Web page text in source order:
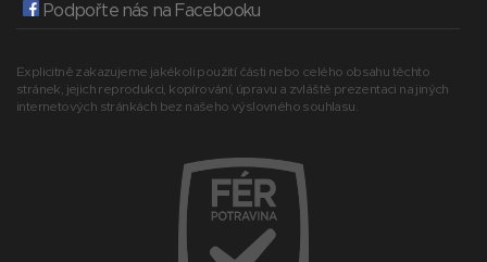
Podpořte nás na Facebooku
Explicitně zakazujeme jakékoli použití části nebo celého obsahu těchto
stránek, jejich reprodukci, kopírování, úpravu a zvláště prezentaci na jiných
internetových stránkách bez našeho výslovného souhlasu.